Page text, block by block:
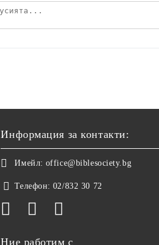
Информация за контакти:
Имейл: office@biblesociety.bg
Телефон: 02/832 30 72
Ние работим с